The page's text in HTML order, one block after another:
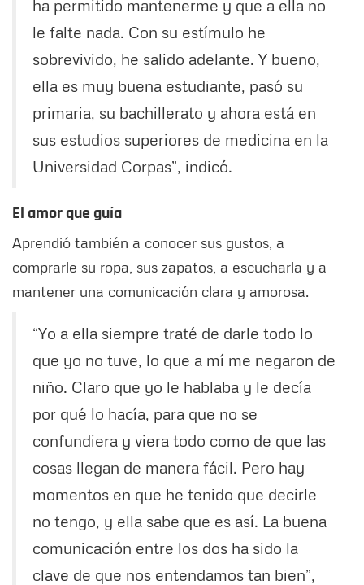
ha permitido mantenerme y que a ella no
le falte nada. Con su estímulo he
sobrevivido, he salido adelante. Y bueno,
ella es muy buena estudiante, pasó su
primaria, su bachillerato y ahora está en
sus estudios superiores de medicina en la
Universidad Corpas”, indicó.
El amor que guía
Aprendió también a conocer sus gustos, a
comprarle su ropa, sus zapatos, a escucharla y a
mantener una comunicación clara y amorosa.
“Yo a ella siempre traté de darle todo lo
que yo no tuve, lo que a mí me negaron de
niño. Claro que yo le hablaba y le decía
por qué lo hacía, para que no se
confundiera y viera todo como de que las
cosas llegan de manera fácil. Pero hay
momentos en que he tenido que decirle
no tengo, y ella sabe que es así. La buena
comunicación entre los dos ha sido la
clave de que nos entendamos tan bien”,